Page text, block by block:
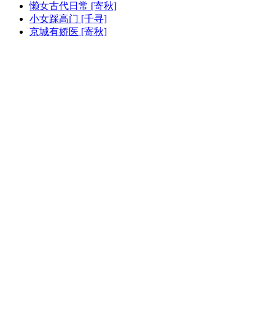
懒女古代日常 [寄秋]
小女踩高门 [千寻]
京城有娇医 [寄秋]